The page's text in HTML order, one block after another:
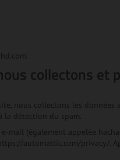
collectons et
nous collectons les
détection du spam.
mail (également appelée
automattic.com/privacy/